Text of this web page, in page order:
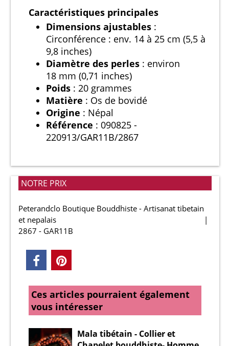
Caractéristiques principales
Dimensions ajustables :
Circonférence : env. 14 à 25 cm (5,5 à
9,8 inches)
Diamètre des perles : environ
18 mm (0,71 inches)
Poids : 20 grammes
Matière : Os de bovidé
Origine : Népal
Référence : 090825 -
220913/GAR11B/2867
NOTRE PRIX
Peterandclo Boutique Bouddhiste - Artisanat tibetain
et nepalais
2867 - GAR11B
Ces articles pourraient également
vous intéresser
Mala tibétain - Collier et